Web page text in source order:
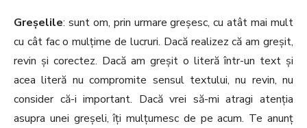
Greșelile: sunt om, prin urmare greșesc, cu atât mai mult
cu cât fac o mulțime de lucruri. Dacă realizez că am greșit,
revin și corectez. Dacă am greșit o literă într-un text și
acea literă nu compromite sensul textului, nu revin, nu
consider că-i important. Dacă vrei să-mi atragi atenția
asupra unei greșeli, îți mulțumesc de pe acum. Te anunț